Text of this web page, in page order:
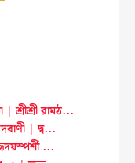
শ্রীশ্রী রামঠ...
| দ্ব...
...